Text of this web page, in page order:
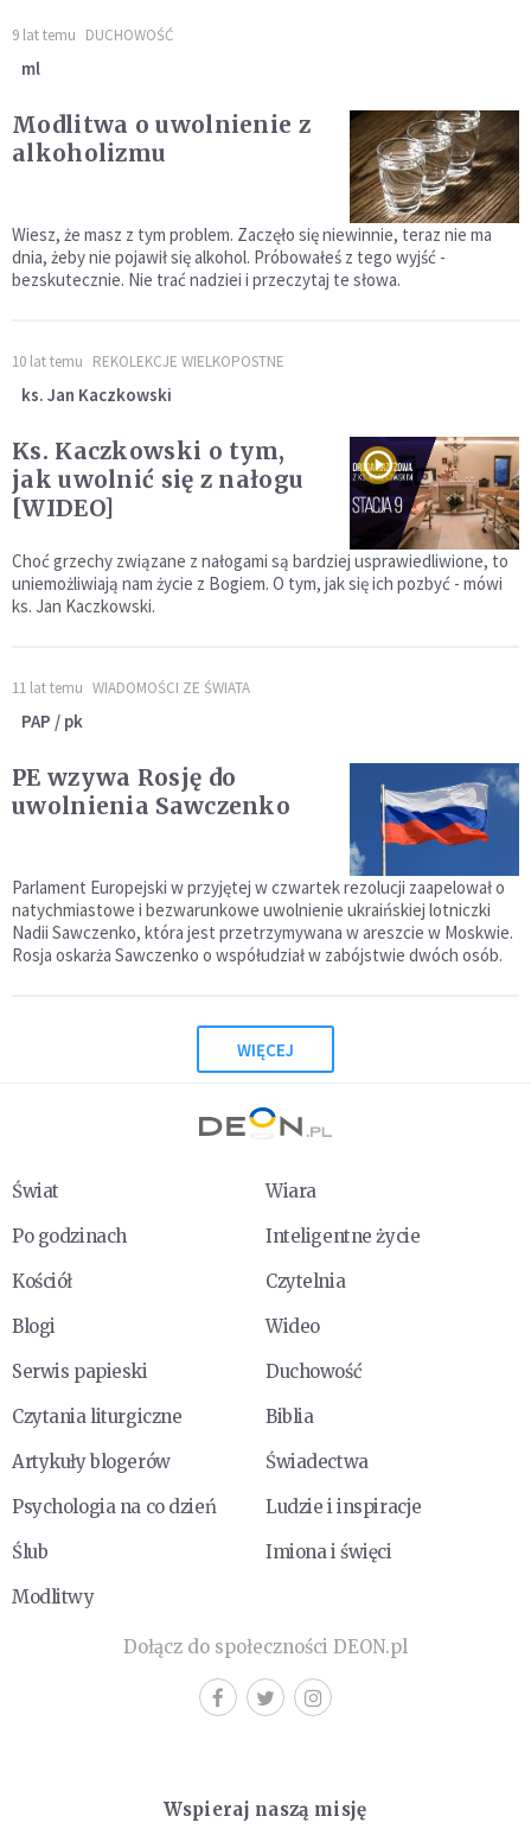
9 lat temu DUCHOWOŚĆ
ml
Modlitwa o uwolnienie z
alkoholizmu
Wiesz, że masz z tym problem. Zaczęło się niewinnie, teraz nie ma
dnia, żeby nie pojawił się alkohol. Próbowałeś z tego wyjść -
bezskutecznie. Nie trać nadziei i przeczytaj te słowa.
10 lat temu REKOLEKCJE WIELKOPOSTNE
ks. Jan Kaczkowski
Ks. Kaczkowski o tym,
jak uwolnić się z nałogu
[WIDEO]
Choć grzechy związane z nałogami są bardziej usprawiedliwione, to
uniemożliwiają nam życie z Bogiem. O tym, jak się ich pozbyć - mówi
ks. Jan Kaczkowski.
11 lat temu WIADOMOŚCI ZE ŚWIATA
PAP / pk
PE wzywa Rosję do
uwolnienia Sawczenko
Parlament Europejski w przyjętej w czwartek rezolucji zaapelował o
natychmiastowe i bezwarunkowe uwolnienie ukraińskiej lotniczki
Nadii Sawczenko, która jest przetrzymywana w areszcie w Moskwie.
Rosja oskarża Sawczenko o współudział w zabójstwie dwóch osób.
WIĘCEJ
Świat
Wiara
Po godzinach
Inteligentne życie
Kościół
Czytelnia
Blogi
Wideo
Serwis papieski
Duchowość
Czytania liturgiczne
Biblia
Artykuły blogerów
Świadectwa
Psychologia na co dzień
Ludzie i inspiracje
Ślub
Imiona i święci
Modlitwy
Dołącz do społeczności DEON.pl
Wspieraj naszą misję